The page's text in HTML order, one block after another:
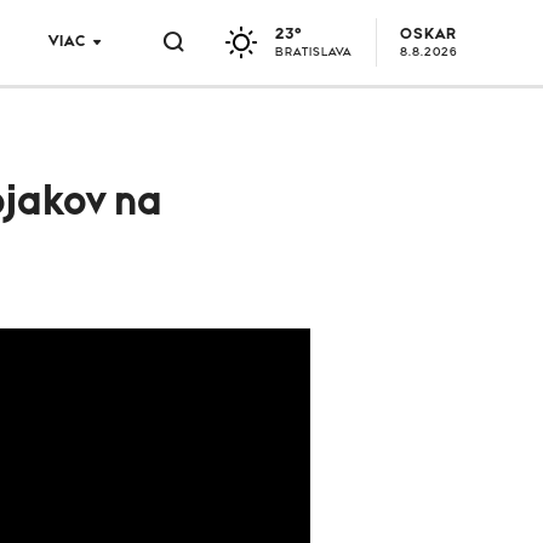
VIAC 23°
BRATISLAVA
OSKAR
8.8.2026
na